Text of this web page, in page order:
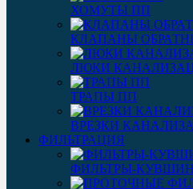
ХОМУТЫ ПП
КЛАПАНЫ
ЛЮКИ
ТРАПЫ ПП
ВРЕЗКИ
ФИЛЬТРАЦИЯ
ФИЛЬТРЫ-